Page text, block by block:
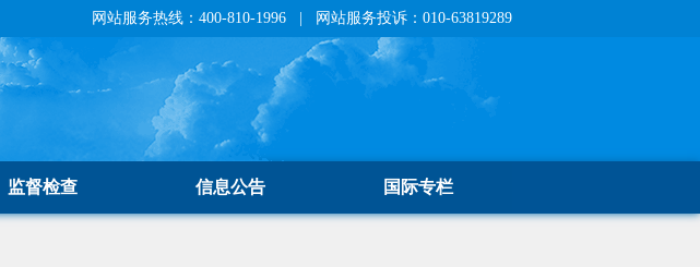
网站服务热线：400-810-1996 | 网站服务投诉：010-63819289
监督检查 信息公告 国际专栏